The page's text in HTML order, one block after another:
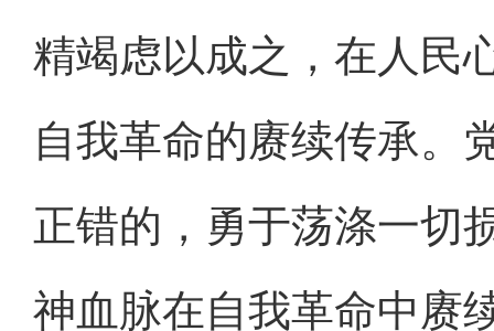
精竭虑以成之，在人民
自我革命的赓续传承。
正错的，勇于荡涤一切
神血脉在自我革命中赓